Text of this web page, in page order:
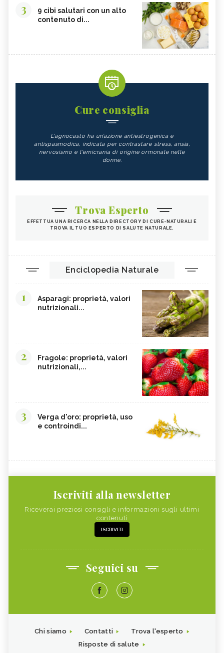
3
9 cibi salutari con un alto
contenuto di...
Cure consiglia
L'agnocasto ha un’azione antiestrogenica e
antispasmodica, indicata per contrastare stress, ansia,
nervosismo e l'emicrania di origine ormonale nelle
donne.
Trova Esperto
EFFETTUA UNA RICERCA NELLA DIRECTORY DI CURE-NATURALI E
TROVA IL TUO ESPERTO DI SALUTE NATURALE.
Enciclopedia Naturale
1
Asparagi: proprietà, valori
nutrizionali...
2
Fragole: proprietà, valori
nutrizionali,...
3
Verga d'oro: proprietà, uso
e controindi...
Iscriviti alla newsletter
Riceverai preziosi consigli e informazioni sugli ultimi
contenuti
ISCRIVITI
Seguici su
Chi siamo Contatti
Trova l'esperto
Risposte di salute